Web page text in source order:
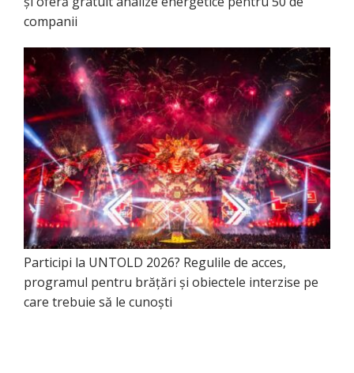
companii
Participi la UNTOLD 2026? Regulile de acces,
programul pentru brățări și obiectele interzise pe
care trebuie să le cunoști